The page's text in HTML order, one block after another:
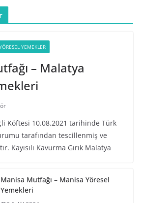
YEMEKLER
– Malatya
Köftesi 10.08.2021 tarihinde Türk
tarafından tescillenmiş ve
Kayısılı Kavurma Gırık Malatya
Manisa Mutfağı – Manisa Yöresel
Yemekleri